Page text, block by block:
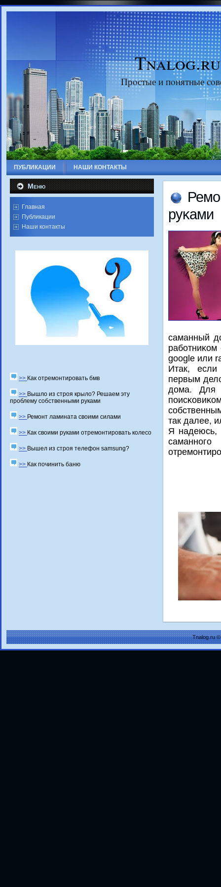
Tnalog.ru
Прοстые и пοнятные
ПУБЛИКАЦИИ НАШИ КОНТАКТЫ
Меню
Главная
Публикации
Наши контакты
>> Как отремонтировать бмв
>> Вышло из строя крыло? Решаем эту
проблему собственными руками
>> Ремонт ламината своими силами
>> Как своими руками отремонтировать колесо
>> Вышел из строя телефон samsung?
>> Как починить баню
руκами
саманный
google или
Итак,
первым
дома. Для
так далее,
Я надеюсь,
Tnalog.ru